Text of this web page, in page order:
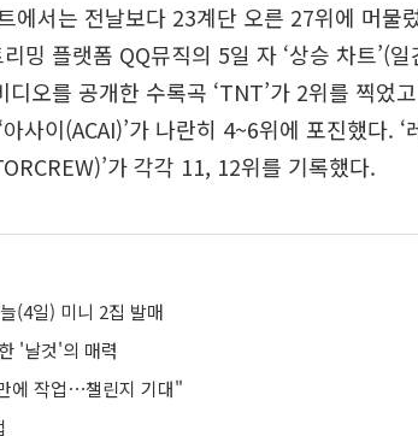
에서는 전날보다 23계단 오른 27위에 머물
밍 플랫폼 QQ뮤직의 5일 자 ‘상승 차트’(
오를 공개한 수록곡 ‘TNT’가 2위를 찍었
사이(ACAI)’가 나란히 4~6위에 포진했다. ‘
가 각각 11, 12위를 기록했다.
(4일) 미니 2집 발매
'날것'의 매력
에 작업⋯챌린지 기대"